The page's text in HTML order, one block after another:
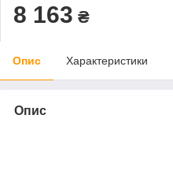
8 163 ₴
Опис Характеристики
Опис